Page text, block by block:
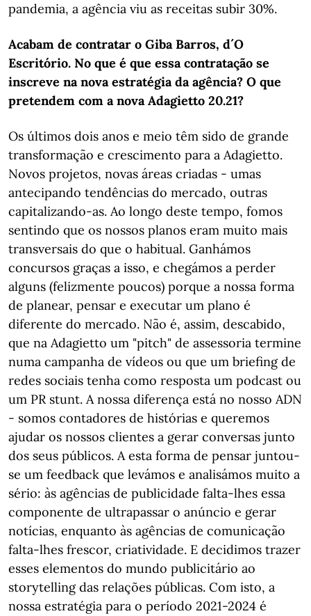
pandemia, a agência viu as receitas subir 30%.
Acabam de contratar o Giba Barros, d´O
Escritório. No que é que essa contratação se
inscreve na nova estratégia da agência? O que
pretendem com a nova Adagietto 20.21?
Os últimos dois anos e meio têm sido de grande
transformação e crescimento para a Adagietto.
Novos projetos, novas áreas criadas - umas
antecipando tendências do mercado, outras
capitalizando-as. Ao longo deste tempo, fomos
sentindo que os nossos planos eram muito mais
transversais do que o habitual. Ganhámos
concursos graças a isso, e chegámos a perder
alguns (felizmente poucos) porque a nossa forma
de planear, pensar e executar um plano é
diferente do mercado. Não é, assim, descabido,
que na Adagietto um "pitch" de assessoria termine
numa campanha de vídeos ou que um briefing de
redes sociais tenha como resposta um podcast ou
um PR stunt. A nossa diferença está no nosso ADN
- somos contadores de histórias e queremos
ajudar os nossos clientes a gerar conversas junto
dos seus públicos. A esta forma de pensar juntou-
se um feedback que levámos e analisámos muito a
sério: às agências de publicidade falta-lhes essa
componente de ultrapassar o anúncio e gerar
notícias, enquanto às agências de comunicação
falta-lhes frescor, criatividade. E decidimos trazer
esses elementos do mundo publicitário ao
storytelling das relações públicas. Com isto, a
nossa estratégia para o período 2021-2024 é